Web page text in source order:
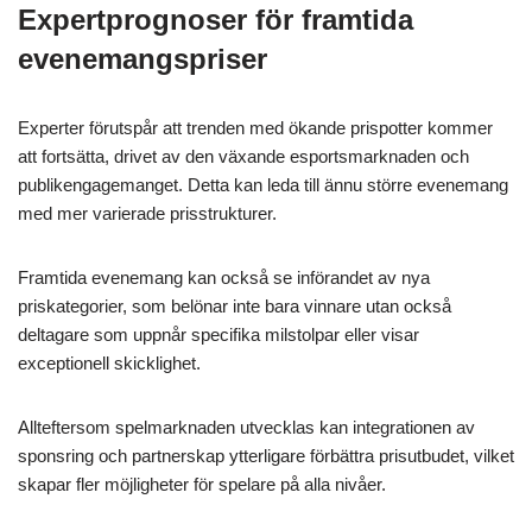
Expertprognoser för framtida
evenemangspriser
Experter förutspår att trenden med ökande prispotter kommer
att fortsätta, drivet av den växande esportsmarknaden och
publikengagemanget. Detta kan leda till ännu större evenemang
med mer varierade prisstrukturer.
Framtida evenemang kan också se införandet av nya
priskategorier, som belönar inte bara vinnare utan också
deltagare som uppnår specifika milstolpar eller visar
exceptionell skicklighet.
Allteftersom spelmarknaden utvecklas kan integrationen av
sponsring och partnerskap ytterligare förbättra prisutbudet, vilket
skapar fler möjligheter för spelare på alla nivåer.